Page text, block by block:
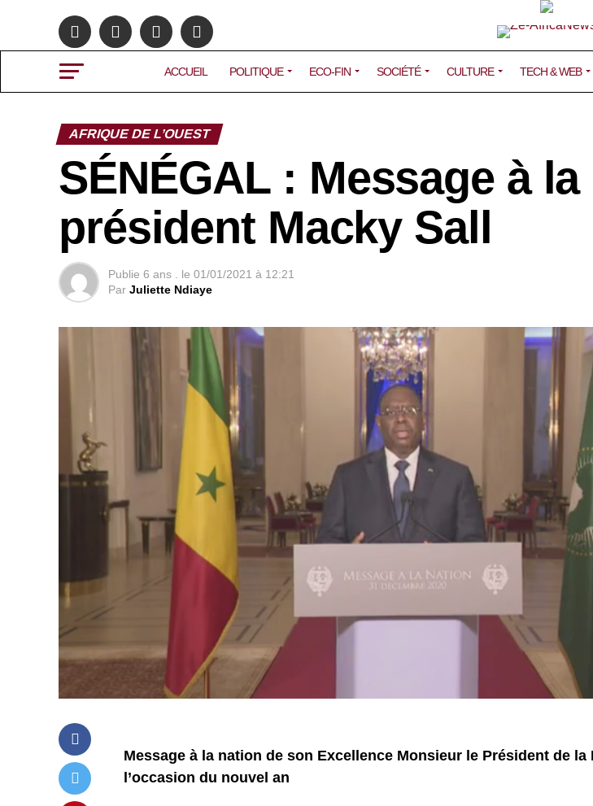
ACCUEIL POLITIQUE ECO-FIN SOCIÉTÉ CULTURE TECH & WEB
AFRIQUE DE L’OUEST
SÉNÉGAL : Message à
président Macky Sall
Publie 6 ans . le 01/01/2021 à 12:21
Par Juliette Ndiaye
Message à la nation de son Excellence Monsieur le Président de la
l’occasion du nouvel an